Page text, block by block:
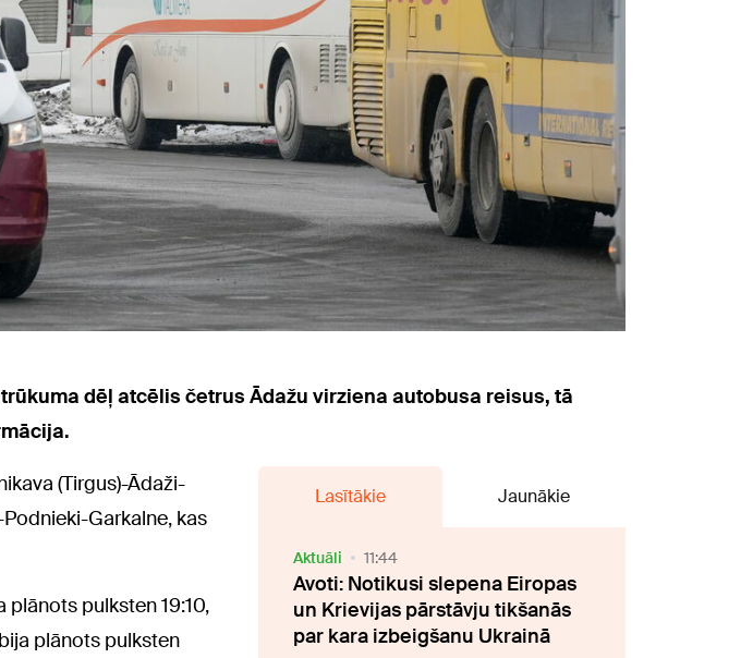
dēļ atcēlis četrus Ādažu virziena autobusa reisus, tā
(Tirgus)-Ādaži-
Garkalne, kas
pulksten 19:10,
plānots pulksten
Lasītākie Jaunākie
Aktuāli 11:44
Avoti: Notikusi slepena Eiropas
un Krievijas pārstāvju tikšanās
par kara izbeigšanu Ukrainā